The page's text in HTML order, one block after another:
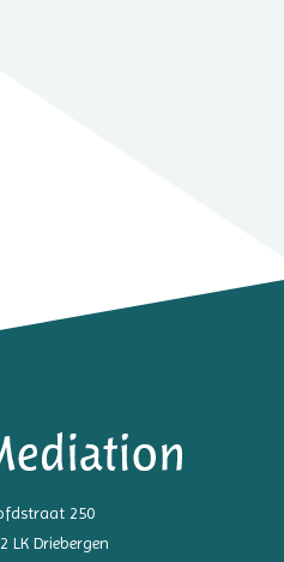
250
LK Driebergen